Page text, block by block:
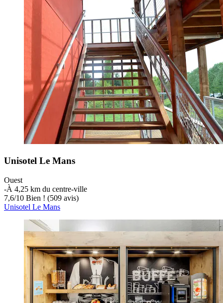
Unisotel Le Mans
Ouest
‐À 4,25 km du centre-ville
7,6/10 Bien ! (509 avis)
Unisotel Le Mans